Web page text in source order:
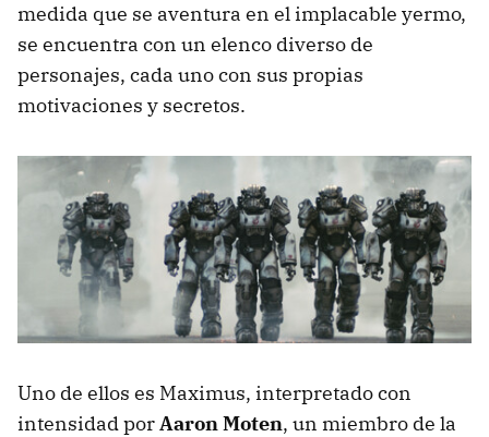
medida que se aventura en el implacable yermo,
se encuentra con un elenco diverso de
personajes, cada uno con sus propias
motivaciones y secretos.
Uno de ellos es Maximus, interpretado con
intensidad porAaron Moten, un miembro de la